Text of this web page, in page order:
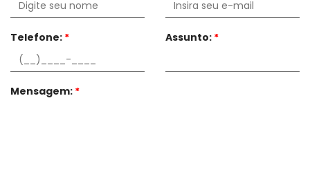
Telefone: * Assunto: *
Mensagem: *